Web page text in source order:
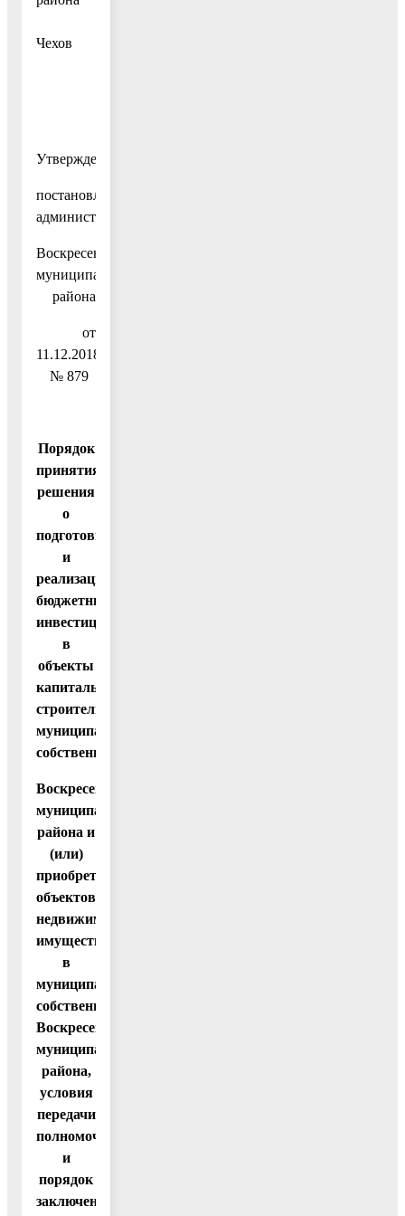
Чехов
Утвержден
постановлением
администрации
Воскресенского
муниципального
района
от
11.12.2018
№ 879
Порядок
принятия
решения
о
подготовке
и
реализации
бюджетных
инвестиций
в
объекты
капитального
строительства
муниципальной
собственности
Воскресенского
муниципального
района и
(или)
приобретение
объектов
недвижимого
имущества
в
муниципальную
собственность
Воскресенского
муниципального
района,
условия
передачи
полномочий
и
порядок
заключения